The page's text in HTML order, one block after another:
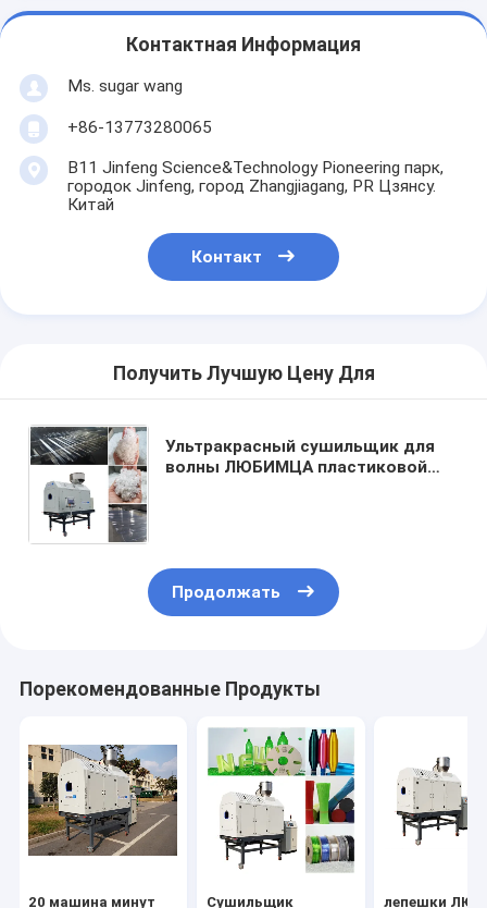
Контактная Информация
Ms. sugar wang
+86-13773280065
B11 Jinfeng Science&Technology Pioneering парк,
городок Jinfeng, город Zhangjiagang, PR Цзянсу.
Китай
Контакт
Получить Лучшую Цену Для
Ультракрасный сушильщик для
волны ЛЮБИМЦА пластиковой
Продолжать
Порекомендованные Продукты
20 машина минут Сушильщик лепешки